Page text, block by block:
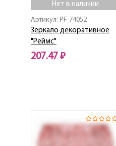
Нет в наличии
Артикул: PF-74052
Зеркало декоративное
"Реймс"
207.47 ₽